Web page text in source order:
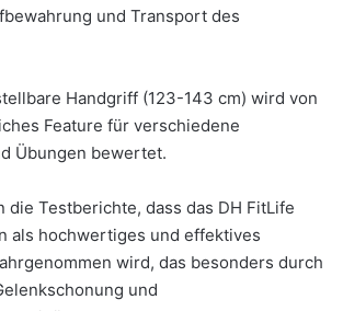
und Transport des
Handgriff (123-143 cm) wird von
Feature für verschiedene
Übungen bewertet.
die Testberichte, dass das DH FitLife
als hochwertiges und effektives
wird, das besonders durch
und